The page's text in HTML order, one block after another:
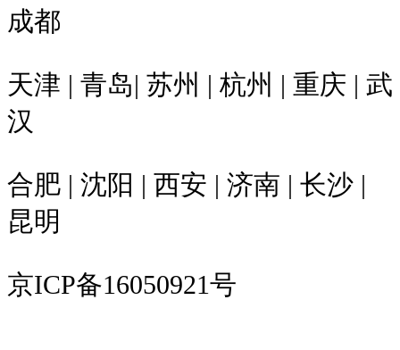
成都
天津 | 青岛| 苏州 | 杭州 | 重庆 | 武
汉
合肥 | 沈阳 | 西安 | 济南 | 长沙 |
昆明
京ICP备16050921号